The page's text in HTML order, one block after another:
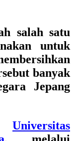
salah satu
untuk
banyak
Jepang
Universitas